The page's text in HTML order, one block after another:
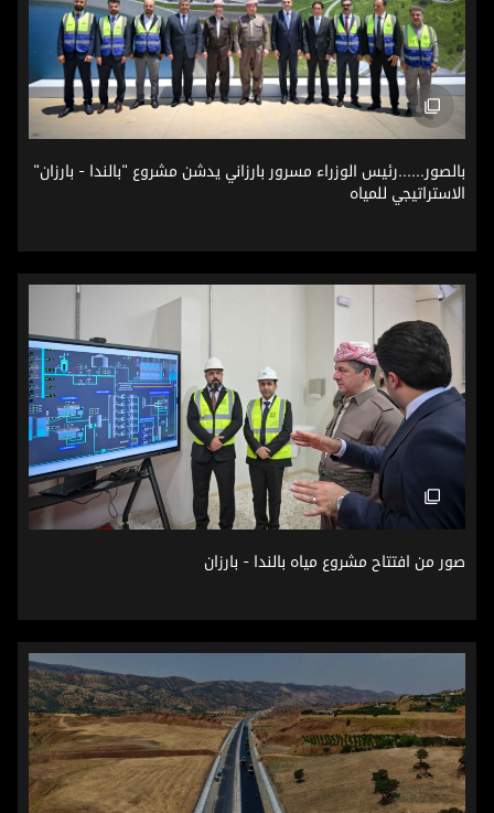
بالصور......رئيس الوزراء مسرور بارزاني يدشن مشروع "بالندا -
بالصور......رئيس الوزراء مسرور بارزاني يدشن مشروع "بالندا - بارزان"
الاستراتيجي للمياه
صور من افتتاح مشروع مياه بالندا - بارزان
صور من افتتاح مشروع مياه بالندا - بارزان